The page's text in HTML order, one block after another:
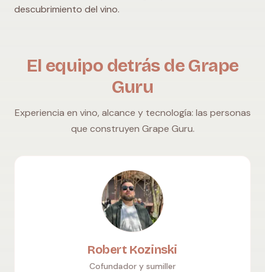
descubrimiento del vino.
El equipo detrás de Grape
Guru
Experiencia en vino, alcance y tecnología: las personas
que construyen Grape Guru.
Robert Kozinski
Cofundador y sumiller